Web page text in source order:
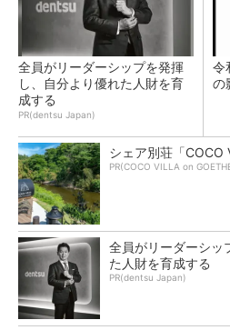
全員がリーダーシップを発揮
し、自分より優れた人財を育
成する
PR(dentsu Japan)
令
の
シェア別荘「
PR(COCO VILLA on
全員がリーダーシッ
た人財を育成する
PR(dentsu Japan)